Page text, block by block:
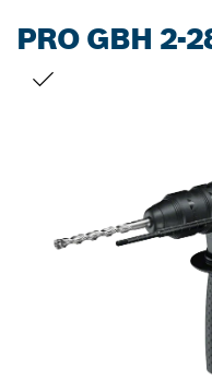
PRO GBH 2-